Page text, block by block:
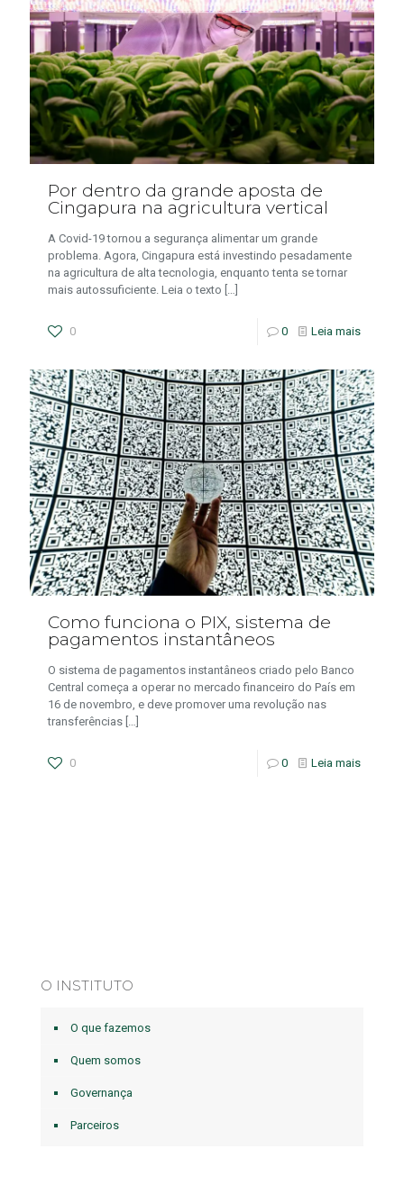
Por dentro da grande aposta de
Cingapura na agricultura vertical
A Covid-19 tornou a segurança alimentar um grande
problema. Agora, Cingapura está investindo pesadamente
na agricultura de alta tecnologia, enquanto tenta se tornar
mais autossuficiente. Leia o texto […]
0 0 Leia mais
Como funciona o PIX, sistema de
pagamentos instantâneos
O sistema de pagamentos instantâneos criado pelo Banco
Central começa a operar no mercado financeiro do País em
16 de novembro, e deve promover uma revolução nas
transferências […]
0 0 Leia mais
O INSTITUTO
O que fazemos
Quem somos
Governança
Parceiros